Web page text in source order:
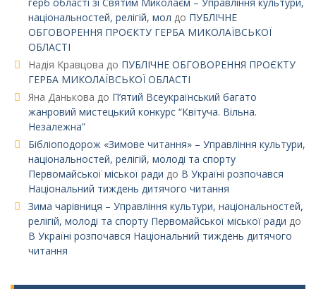
національностей, релігій, мол до ПУБЛІЧНЕ
ОБГОВОРЕННЯ ПРОЄКТУ ГЕРБА МИКОЛАЇВСЬКОЇ
ОБЛАСТІ
Надія Кравцова до ПУБЛІЧНЕ ОБГОВОРЕННЯ ПРОЄКТУ
ГЕРБА МИКОЛАЇВСЬКОЇ ОБЛАСТІ
Яна Данькова до П’ятий Всеукраїнський багато
жанровий мистецький конкурс “Квітуча. Вільна.
Незалежна”
Бібліоподорож «Зимове читання» – Управління культури,
національностей, релігій, молоді та спорту
Первомайської міської ради до В Україні розпочався
Національний тиждень дитячого читання
Зима чарівниця – Управління культури, національностей,
релігій, молоді та спорту Первомайської міської ради до
В Україні розпочався Національний тиждень дитячого
читання